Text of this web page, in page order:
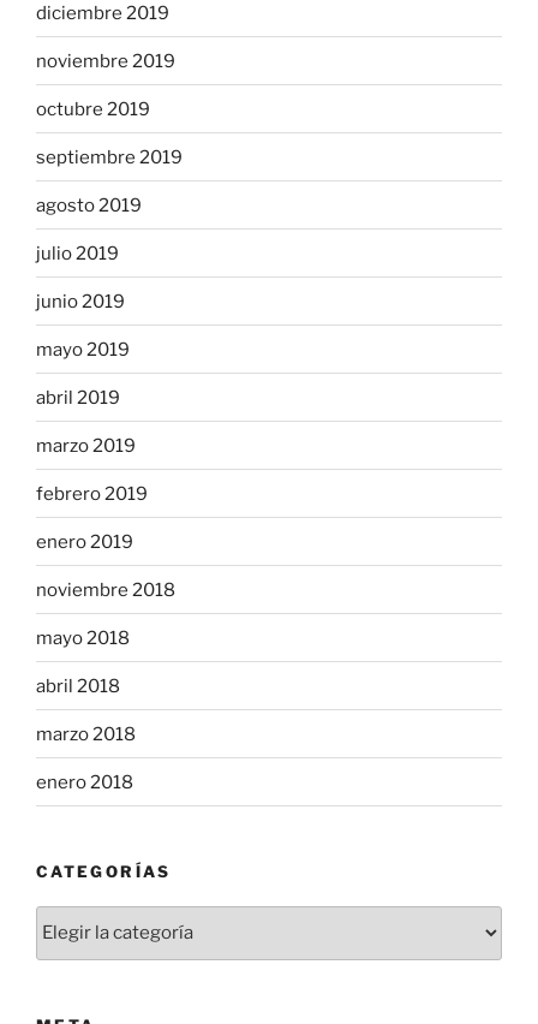
diciembre 2019
noviembre 2019
octubre 2019
septiembre 2019
agosto 2019
julio 2019
junio 2019
mayo 2019
abril 2019
marzo 2019
febrero 2019
enero 2019
noviembre 2018
mayo 2018
abril 2018
marzo 2018
enero 2018
CATEGORÍAS